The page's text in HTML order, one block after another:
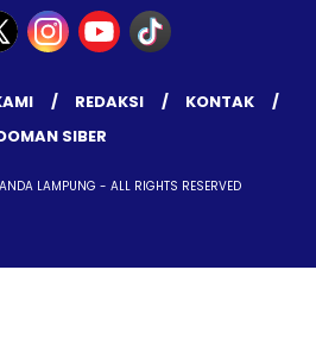
REDAKSI
KONTAK
SIBER
LAMPUNG - ALL RIGHTS RESERVED